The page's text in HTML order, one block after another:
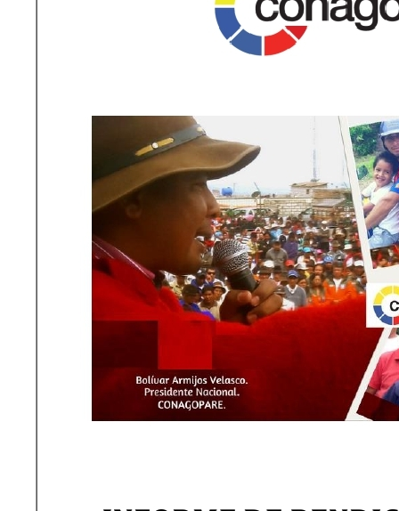
Transparencia Activa
Transparencia Focalizada
Transparencia
Transparencia
Colaborativ
Transparencia Focalizada
2025
Enero
Transparencia Activa
Transparencia
Colaborativ
Transparencia Focalizada
Febrero
Transparencia Activa
Transparencia
Colaborativ
Transparencia Focalizada
Transparencia
Colaborativ
Transparencia Focalizada
Abril